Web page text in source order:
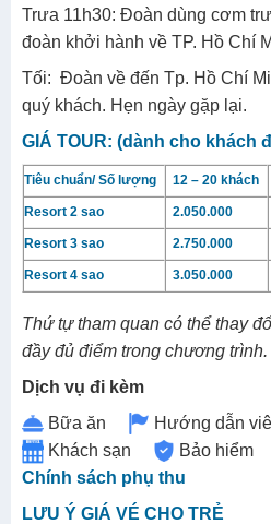
Trưa 11h30: Đoàn dùng cơm
đoàn khởi hành về TP. Hồ Chí
Tối: Đoàn về đến Tp. Hồ Chí
quý khách. Hẹn ngày gặp lại.
GIÁ TOUR: (dành cho khách
Tiêu chuẩn/ Số lượng 12 – 20 khách
Resort 2 sao 2.050.000
Resort 3 sao 2.750.000
Resort 4 sao 3.050.000
Thứ tự tham quan có thể thay
đầy đủ điểm trong chương trình.
Dịch vụ đi kèm
Bữa ăn
Hướng dẫn
Khách sạn
Bảo hiểm
Chính sách phụ thu
LƯU Ý GIÁ VÉ CHO TRẺ